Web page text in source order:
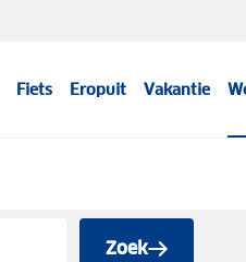
Fiets Eropuit Vakantie
Zoek